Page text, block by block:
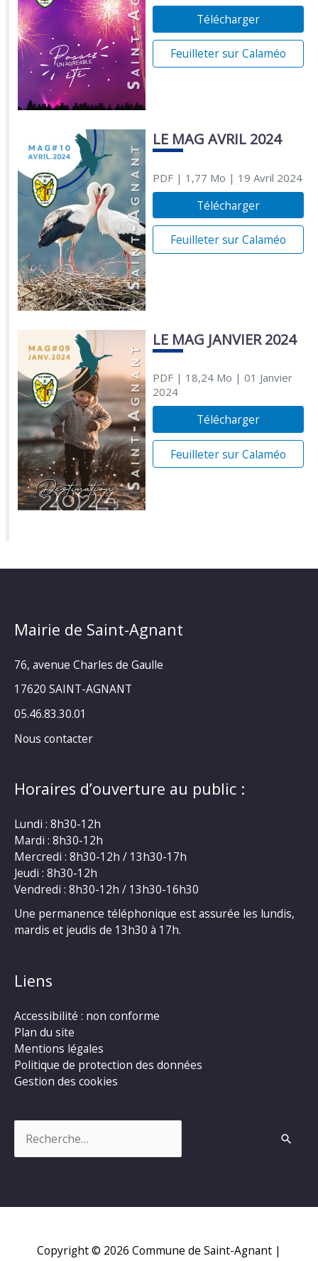
Télécharger
Feuilleter sur Calaméo
LE MAG AVRIL 2024
PDF| 1,77 Mo | 19 Avril 2024
Télécharger
Feuilleter sur Calaméo
LE MAG JANVIER 2024
PDF| 18,24 Mo | 01 Janvier
2024
Télécharger
Feuilleter sur Calaméo
Mairie de Saint-Agnant
76, avenue Charles de Gaulle
17620 SAINT-AGNANT
05.46.83.30.01
Nous contacter
Horaires d’ouverture au public :
Lundi : 8h30-12h
Mardi : 8h30-12h
Mercredi : 8h30-12h / 13h30-17h
Jeudi : 8h30-12h
Vendredi : 8h30-12h / 13h30-16h30
Une permanence téléphonique est assurée les lundis,
mardis et jeudis de 13h30 à 17h.
Liens
Accessibilité : non conforme
Plan du site
Mentions légales
Politique de protection des données
Gestion des cookies
Copyright © 2026 Commune de Saint-Agnant |